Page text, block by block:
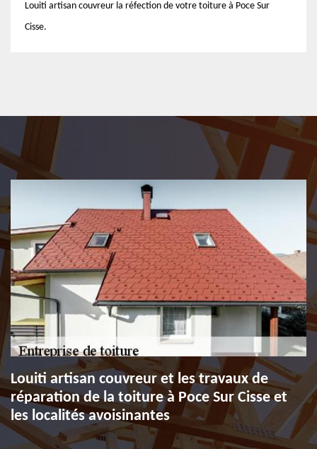
Louiti artisan couvreur la réfection de votre toiture à Poce Sur
Cisse.
Louiti artisan couvreur et les travaux de
réparation de la toiture à Poce Sur Cisse et
les localités avoisinantes